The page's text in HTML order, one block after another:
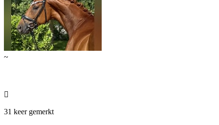
~

31 keer gemerkt